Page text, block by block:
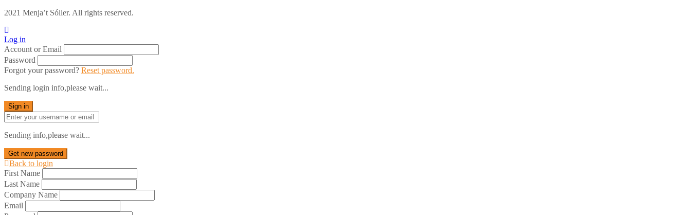
2021 Menja’t Sóller. All rights reserved.
Log in
Account or Email
Password
Forgot your password? Reset password.
Sending login info,please wait...
Sign in
Sending info,please wait...
Get new password
Back to login
First Name
Last Name
Company Name
Email